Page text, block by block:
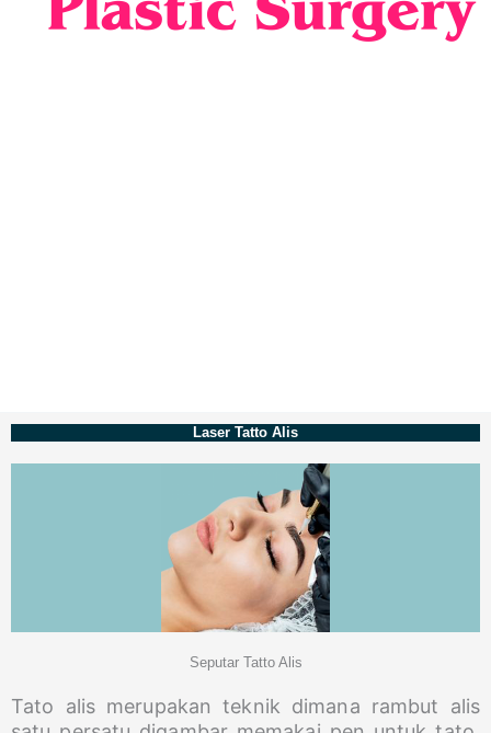
Laser Tatto Alis
Seputar Tatto Alis
Tato alis merupakan teknik dimana rambut alis